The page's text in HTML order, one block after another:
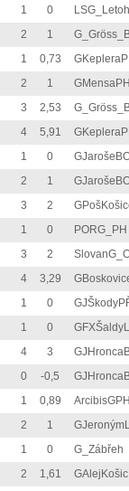
1 0
2 1
1 0,73
2 1
3 2,53
4 5,91
1 0
2 1
3 2
1 0
PORG_PH
3 2
4 3,29
1 0
1 0
4 3
0 -0,5
1 0,89
2 1
1 0
G_Zábřeh
2 1,61
GAlejKošic